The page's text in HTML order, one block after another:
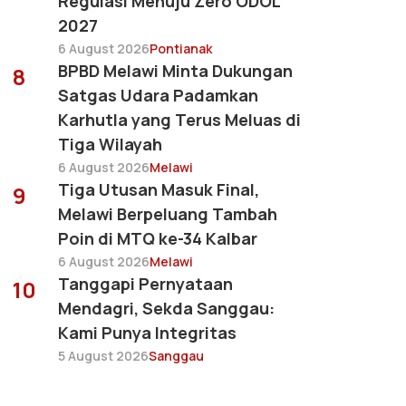
2027
6 August 2026Pontianak
8
BPBD Melawi Minta Dukungan
Satgas Udara Padamkan
Karhutla yang Terus Meluas di
Tiga Wilayah
6 August 2026Melawi
9
Tiga Utusan Masuk Final,
Melawi Berpeluang Tambah
Poin di MTQ ke-34 Kalbar
6 August 2026Melawi
10
Tanggapi Pernyataan
Mendagri, Sekda Sanggau:
Kami Punya Integritas
5 August 2026Sanggau